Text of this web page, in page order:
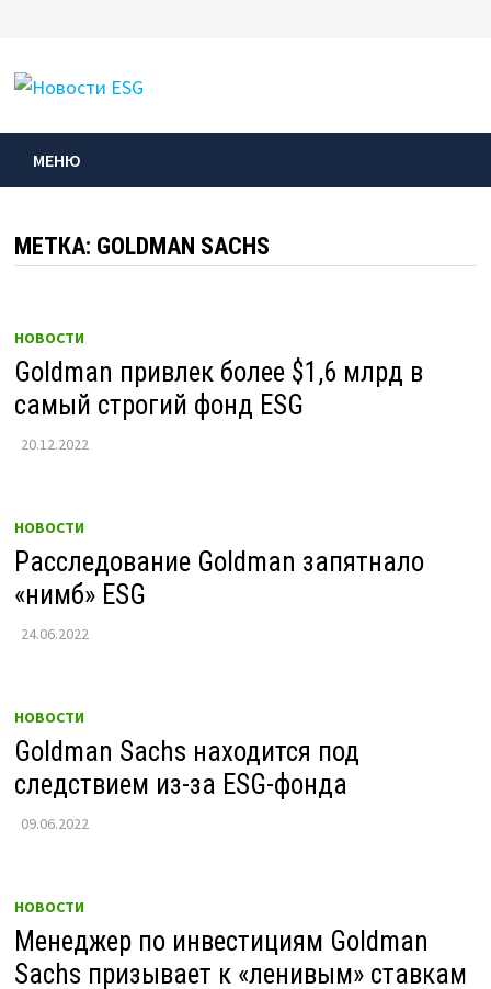
содержимому
МЕНЮ
МЕТКА: GOLDMAN SACHS
НОВОСТИ
Goldman привлек более $1,6 млрд в
самый строгий фонд ESG
20.12.2022
НОВОСТИ
Расследование Goldman запятнало
«нимб» ESG
24.06.2022
НОВОСТИ
Goldman Sachs находится под
следствием из-за ESG-фонда
09.06.2022
НОВОСТИ
Менеджер по инвестициям Goldman
Sachs призывает к «ленивым» ставкам